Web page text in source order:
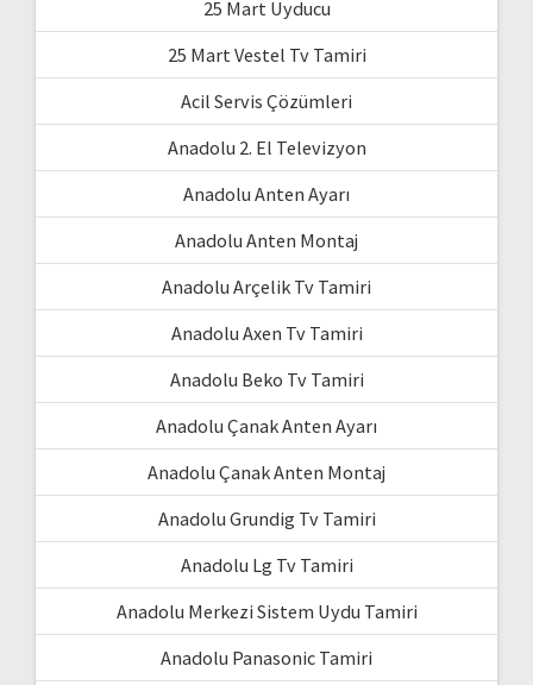
25 Mart Uyducu
25 Mart Vestel Tv Tamiri
Acil Servis Çözümleri
Anadolu 2. El Televizyon
Anadolu Anten Ayarı
Anadolu Anten Montaj
Anadolu Arçelik Tv Tamiri
Anadolu Axen Tv Tamiri
Anadolu Beko Tv Tamiri
Anadolu Çanak Anten Ayarı
Anadolu Çanak Anten Montaj
Anadolu Grundig Tv Tamiri
Anadolu Lg Tv Tamiri
Anadolu Merkezi Sistem Uydu Tamiri
Anadolu Panasonic Tamiri